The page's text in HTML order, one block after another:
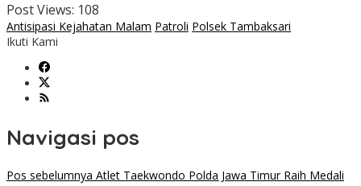
Post Views: 108
Antisipasi Kejahatan Malam Patroli Polsek Tambaksari
Ikuti Kami
Navigasi pos
Pos sebelumnya Atlet Taekwondo Polda Jawa Timur Raih Medali